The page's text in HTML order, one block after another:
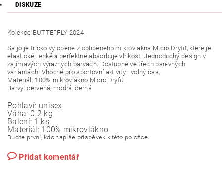
DISKUZE
Kolekce BUTTERFLY 2024
Saijo je tričko vyrobené z oblíbeného mikrovlákna Micro Dryfit, které je
elastické, lehké a perfektně absorbuje vlhkost. Jednoduchý design v
zajímavých výrazných barvách. Dostupné ve třech barevných
variantách. Vhodné pro sportovní aktivity i volný čas.
Materiál: 100% mikrovlákno Micro Dryfit
Barvy: červená, modrá, černá
Pohlaví: unisex
Váha: 0.2 kg
Balení: 1 ks
Materiál: 100% mikrovlákno
Buďte první, kdo napíše příspěvek k této položce.
Přidat komentář